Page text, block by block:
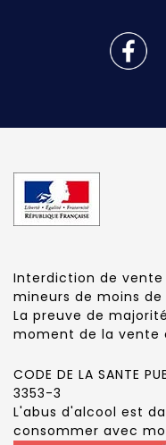
Interdiction de vente
mineurs de moins de
La preuve de
moment de la vente
CODE DE LA SANTE
3353-3
L'abus d'alcool est
consommer avec